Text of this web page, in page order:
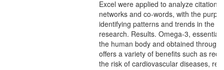
Excel were applied to analyze citation
networks and co-words, with the
identifying patterns and trends in the
research. Results. Omega-3, essential
the human body and obtained through
offers a variety of benefits such as
the risk of cardiovascular diseases,